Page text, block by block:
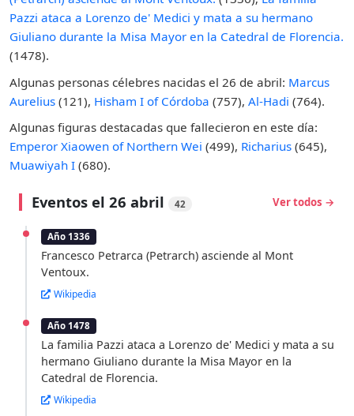
Pazzi ataca a Lorenzo de' Medici y mata a su hermano
Giuliano durante la Misa Mayor en la Catedral de Florencia.
(1478).
Algunas personas célebres nacidas el 26 de abril: Marcus
Aurelius (121), Hisham I of Córdoba (757), Al-Hadi (764).
Algunas figuras destacadas que fallecieron en este día:
Emperor Xiaowen of Northern Wei (499), Richarius (645),
Muawiyah I (680).
Eventos el 26 abril 42 Ver todos →
Año 1336
Francesco Petrarca (Petrarch) asciende al Mont
Ventoux.
Wikipedia
Año 1478
La familia Pazzi ataca a Lorenzo de' Medici y mata a su
hermano Giuliano durante la Misa Mayor en la
Catedral de Florencia.
Wikipedia